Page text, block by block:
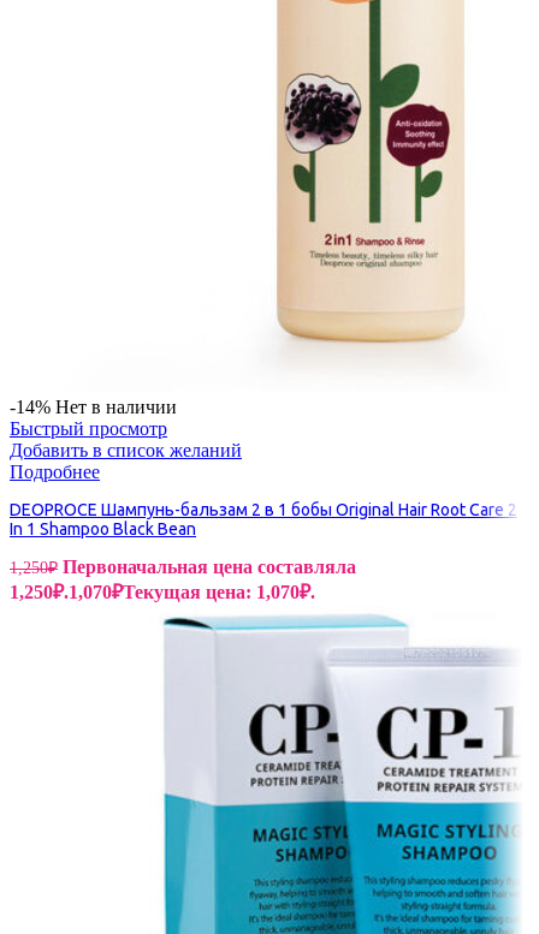
-14% Нет в наличии
Быстрый просмотр
Добавить в список желаний
Подробнее
DEOPROCE Шампунь-бальзам 2 в 1 бобы Original Hair Root Care 2
In 1 Shampoo Black Bean
1,250₽ Первоначальная цена составляла
1,250₽.1,070₽Текущая цена: 1,070₽.